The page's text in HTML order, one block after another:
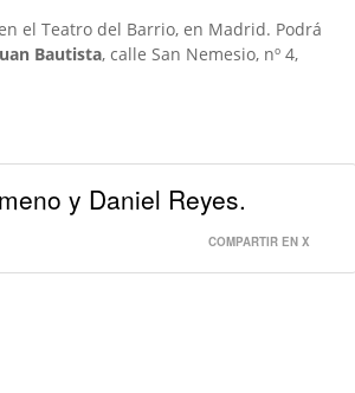
el Teatro del Barrio, en Madrid. Podrá
Bautista, calle San Nemesio, nº 4,
y Daniel Reyes.
COMPARTIR EN X